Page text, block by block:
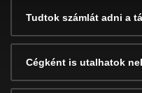
Tudtok számlát adni a
Cégként is utalhatok